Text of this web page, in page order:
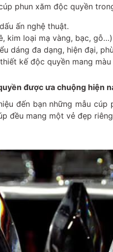
phun xăm độc quyền
ấn nghệ thuật.
kim loại mạ vàng, bạc,
dáng đa dạng, hiện đại,
kế độc quyền mang
được ưa chuộng hiện
đến bạn những mẫu
đều mang một vẻ đẹp